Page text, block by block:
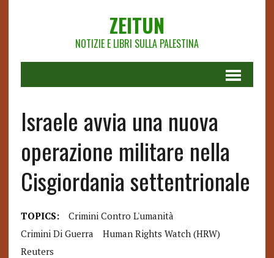
ZEITUN
NOTIZIE E LIBRI SULLA PALESTINA
Israele avvia una nuova
operazione militare nella
Cisgiordania settentrionale
TOPICS:
Crimini Contro L'umanità
Crimini Di Guerra
Human Rights Watch (HRW)
Reuters